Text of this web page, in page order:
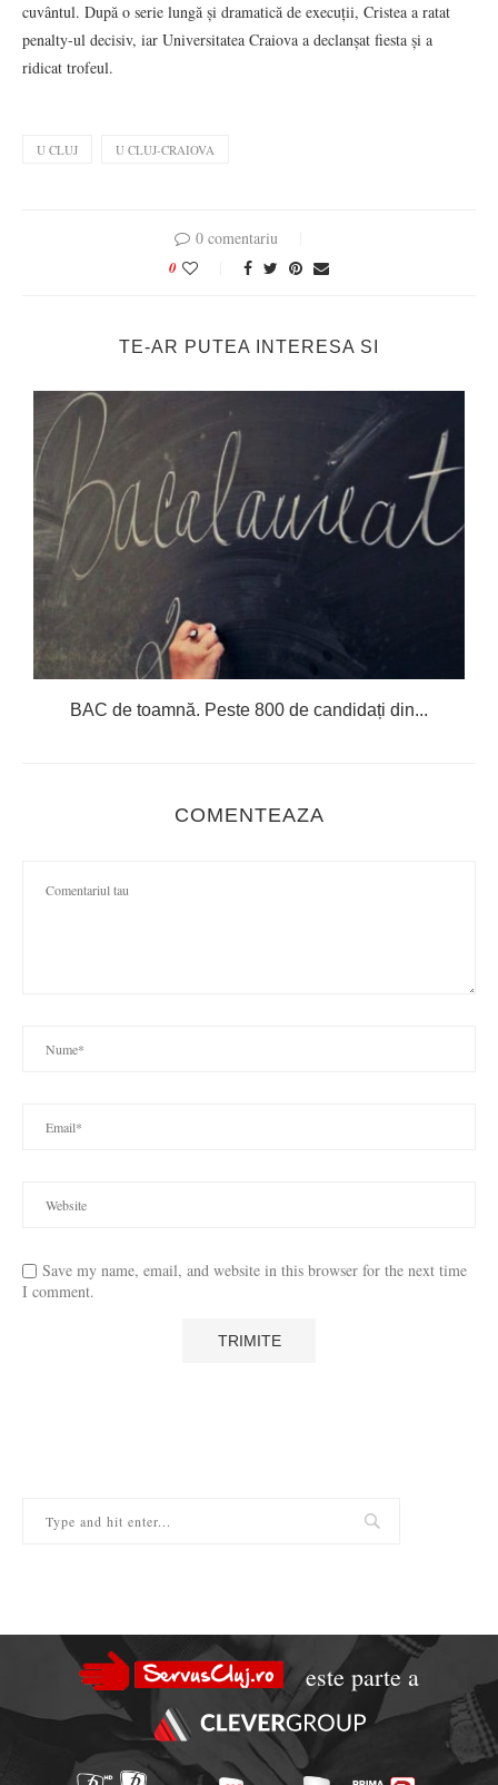
cuvântul. După o serie lungă și dramatică de execuții, Cristea a ratat
penalty-ul decisiv, iar Universitatea Craiova a declanșat fiesta și a
ridicat trofeul.
U CLUJ U CLUJ-CRAIOVA
0 comentariu
0
TE-AR PUTEA INTERESA SI
BAC de toamnă. Peste 800 de candidați din...
COMENTEAZA
Save my name, email, and website in this browser for the next time
I comment.
este parte a